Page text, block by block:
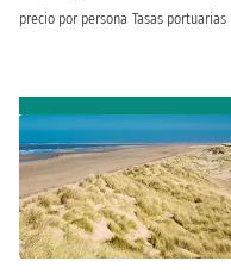
precio por persona Tasas portuarias